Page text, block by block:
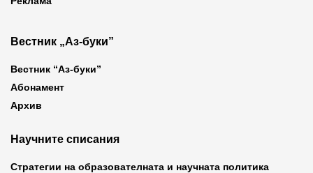
Вестник „Аз-буки”
Вестник “Аз-буки”
Абонамент
Архив
Научните списания
Стратегии на образователната и научната политика